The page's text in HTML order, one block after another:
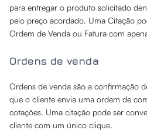
para entregar o produto solicitado
pelo preço acordado. Uma Citação
Ordem de Venda ou Fatura com
Ordens de venda
Ordens de venda são a confirmação
que o cliente envia uma ordem de
cotações. Uma citação pode ser
cliente com um único clique.